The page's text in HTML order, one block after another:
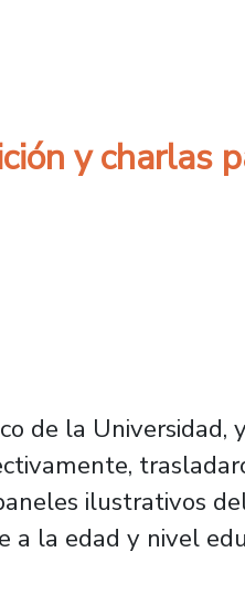
y charlas
de la Universidad,
ilustrativos
a la edad y nivel